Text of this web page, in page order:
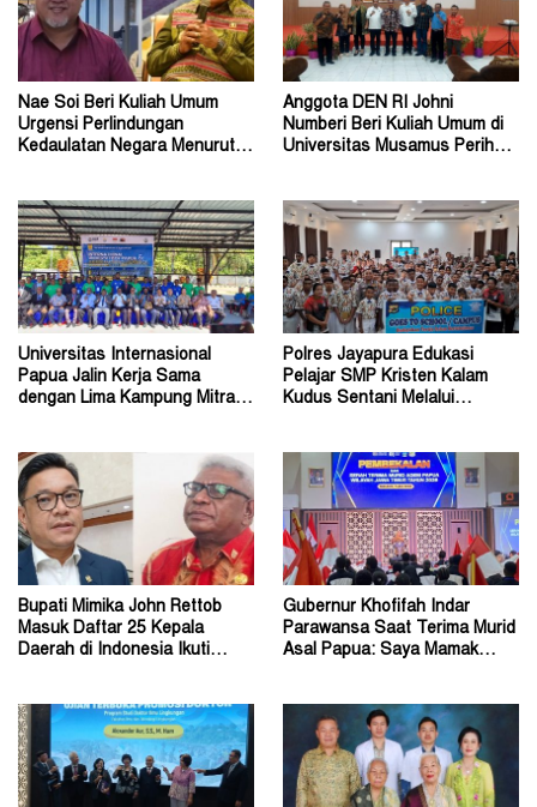
Nae Soi Beri Kuliah Umum
Urgensi Perlindungan
Kedaulatan Negara Menurut
Anggota DEN RI Johni
Numberi Beri Kuliah Umum di
Universitas Musamus Perihal
Universitas Internasional
Papua Jalin Kerja Sama
dengan Lima Kampung Mitra di
Polres Jayapura Edukasi
Pelajar SMP Kristen Kalam
Kudus Sentani Melalui
Bupati Mimika John Rettob
Masuk Daftar 25 Kepala
Daerah di Indonesia Ikuti
Gubernur Khofifah Indar
Parawansa Saat Terima Murid
Asal Papua: Saya Mamak